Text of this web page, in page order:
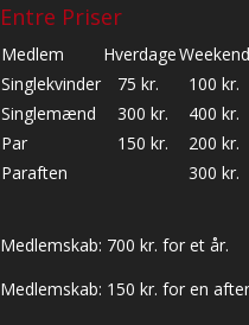
Entre Priser
Medlem HverdageWeekend
Singlekvinder
75 kr.
100 kr.
Singlemænd
300 kr.
400 kr.
Par
150 kr.
200 kr.
Paraften
300 kr.
Medlemskab: 700 kr. for et år.
Medlemskab: 150 kr. for en